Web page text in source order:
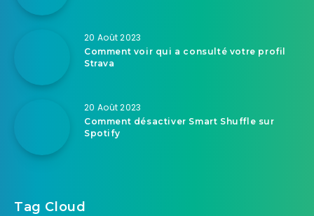
20 Août 2023
Comment voir qui a consulté votre profil
Strava
20 Août 2023
Comment désactiver Smart Shuffle sur
Spotify
Tag Cloud